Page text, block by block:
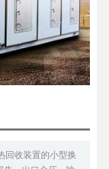
收装置的小型换